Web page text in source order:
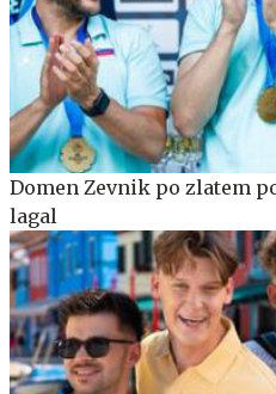
Domen Zevnik po zlatem
lagal